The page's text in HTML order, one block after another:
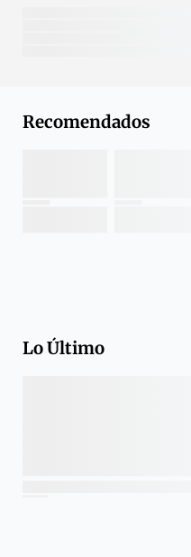
Recomendados
Lo Último